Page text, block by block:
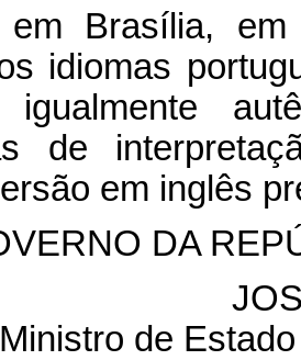
em Brasília,
idiomas
de
em inglês
DA
Ministro de